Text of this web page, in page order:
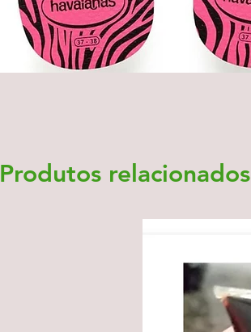
Produtos relacionados